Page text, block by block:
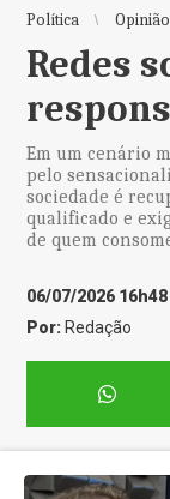
Política Opinião
Redes
Em um cenário
pelo
sociedade é
qualificado e
de quem
06/07/2026 16h48
Por: Redação